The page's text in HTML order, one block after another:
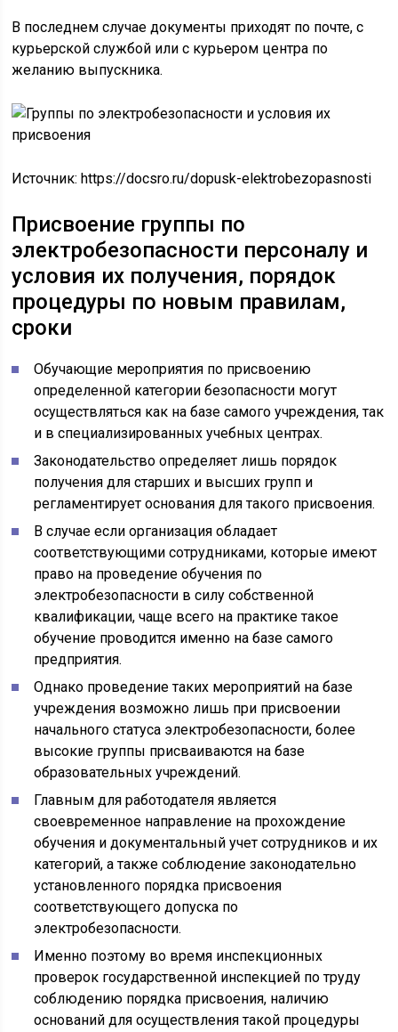
В последнем случае документы приходят по почте, с
курьерской службой или с курьером центра по
желанию выпускника.
Источник:https://docsro.ru/dopusk-elektrobezopasnosti
Присвоение группы по
электробезопасности персоналу и
условия их получения, порядок
процедуры по новым правилам,
сроки
Обучающие мероприятия по присвоению
определенной категории безопасности могут
осуществляться как на базе самого учреждения, так
и в специализированных учебных центрах.
Законодательство определяет лишь порядок
получения для старших и высших групп и
регламентирует основания для такого присвоения.
В случае если организация обладает
соответствующими сотрудниками, которые имеют
право на проведение обучения по
электробезопасности в силу собственной
квалификации, чаще всего на практике такое
обучение проводится именно на базе самого
предприятия.
Однако проведение таких мероприятий на базе
учреждения возможно лишь при присвоении
начального статуса электробезопасности, более
высокие группы присваиваются на базе
образовательных учреждений.
Главным для работодателя является
своевременное направление на прохождение
обучения и документальный учет сотрудников и их
категорий, а также соблюдение законодательно
установленного порядка присвоения
соответствующего допуска по
электробезопасности.
Именно поэтому во время инспекционных
проверок государственной инспекцией по труду
соблюдению порядка присвоения, наличию
оснований для осуществления такой процедуры